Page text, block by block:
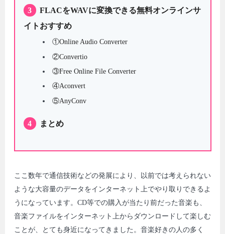
3
FLACをWAVに変換できる無料オンラインサ
イトおすすめ
①Online Audio Converter
②Convertio
③Free Online File Converter
④Aconvert
⑤AnyConv
4 まとめ
ここ数年で通信技術などの発展により、以前では考えられない
ような大容量のデータをインターネット上でやり取りできるよ
うになっています。CD等での購入が当たり前だった音楽も、
音楽ファイルをインターネット上からダウンロードして楽しむ
ことが、とても身近になってきました。音楽好きの人の多く